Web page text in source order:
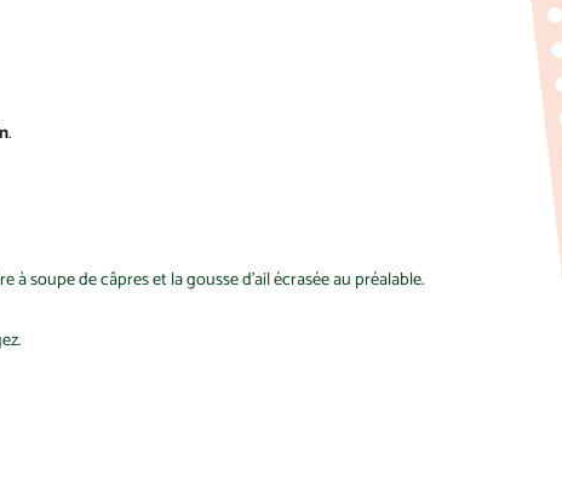
.
à soupe de câpres et la gousse d’ail écrasée au préalable.